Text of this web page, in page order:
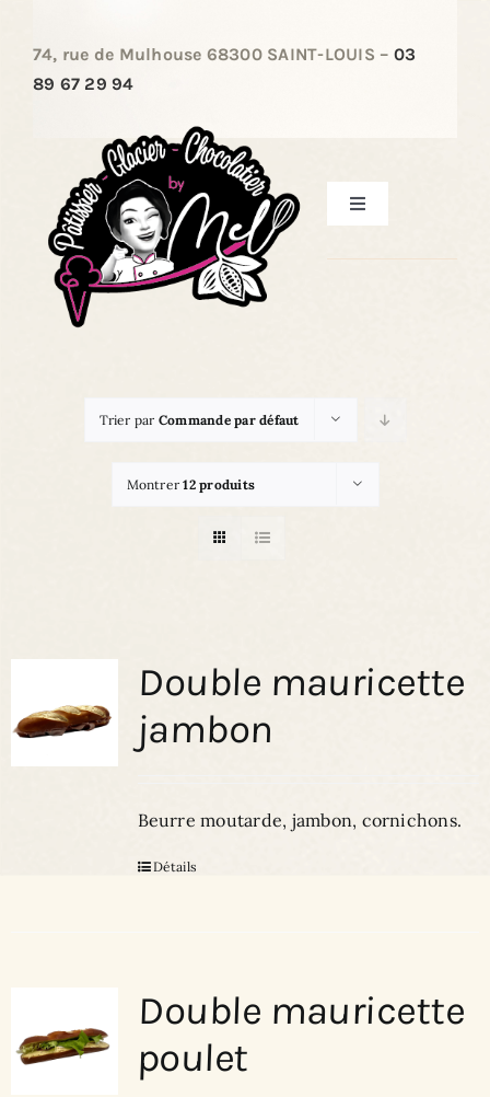
contenu
74, rue de Mulhouse 68300 SAINT-LOUIS – 03
89 67 29 94
Toggle
ACCUEIL
CONTACT
Trier par Commande par défaut
Montrer12 produits
Double mauricette
jambon
Beurre moutarde, jambon, cornichons.
Détails
Double mauricette
poulet